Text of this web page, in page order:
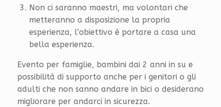
Non ci saranno maestri, ma volontari che
metteranno a disposizione la propria
esperienza, l’obiettivo è portare a casa una
bella esperienza.
Evento per famiglie, bambini dai 2 anni in su e
possibilità di supporto anche per i genitori o gli
adulti che non sanno andare in bici o desiderano
migliorare per andarci in sicurezza.